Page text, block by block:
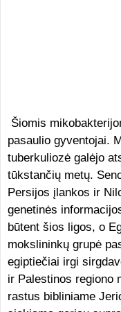
Šiomis
pasaulio gyventojai.
tuberkuliozė galėjo
tūkstančių metų.
Persijos įlankos ir
genetinės
būtent šios ligos, o
mokslininkų grupė
egiptiečiai irgi
ir Palestinos regiono
rastus bibliniame